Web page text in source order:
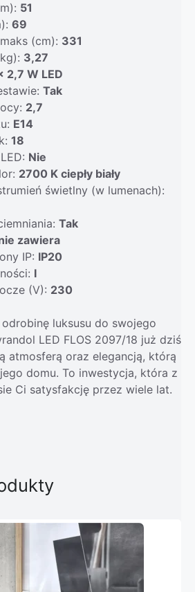
51
69
(cm): 331
3,27
2,7 W LED
Tak
2,7
E14
18
Nie
2700 K ciepły biały
świetlny (w lumenach):
Tak
zawiera
IP: IP20
I
(V): 230
luksusu do swojego
LED FLOS 2097/18 już dziś
atmosferą oraz elegancją, którą
domu. To inwestycja, która z
Ci satysfakcję przez wiele lat.